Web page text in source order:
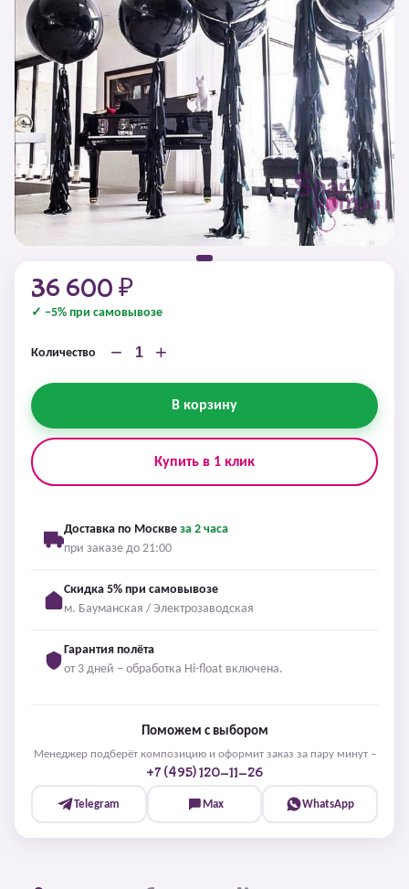
36 600 ₽
✓ −5% при самовывозе
Количество − +
В корзину
Купить в 1 клик
Доставка по Москве за 2 часа
при заказе до 21:00
Скидка 5% при самовывозе
м. Бауманская / Электрозаводская
Гарантия полёта
от 3 дней – обработка Hi-float включена.
Поможем с выбором
Менеджер подберёт композицию и оформит заказ за пару минут –
+7 (495) 120-11-26
Telegram Max WhatsApp